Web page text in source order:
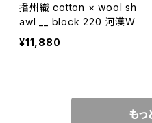
播州織 cotton × wool sh
awl __ block 220 河漢W
¥11,880
もっ